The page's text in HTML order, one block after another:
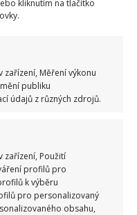
kliknutím na tlačítko
Měření výkonu
publiku
údajů z různých zdrojů.
zařízení, Použití
profilů pro
k výběru
pro personalizovaný
obsahu,